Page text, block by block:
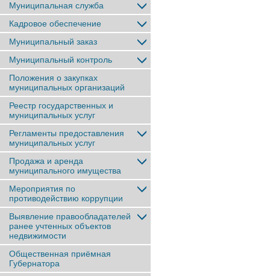
Муниципальная служба
Кадровое обеспечение
Муниципальный заказ
Муниципальный контроль
Положения о закупках
муниципальных организаций
Реестр государственных и
муниципальных услуг
Регламенты предоставления
муниципальных услуг
Продажа и аренда
муниципального имущества
Мероприятия по
противодействию коррупции
Выявление правообладателей
ранее учтенныx объектов
недвижимости
Общественная приёмная
Губернатора